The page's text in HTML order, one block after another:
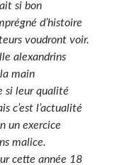
si bon
d’histoire
voudront voir.
alexandrins
main
si leur qualité
c’est l’actualité
un exercice
malice.
cette année 18